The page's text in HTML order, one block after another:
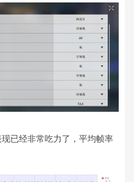
已经非常吃力了，平均帧率